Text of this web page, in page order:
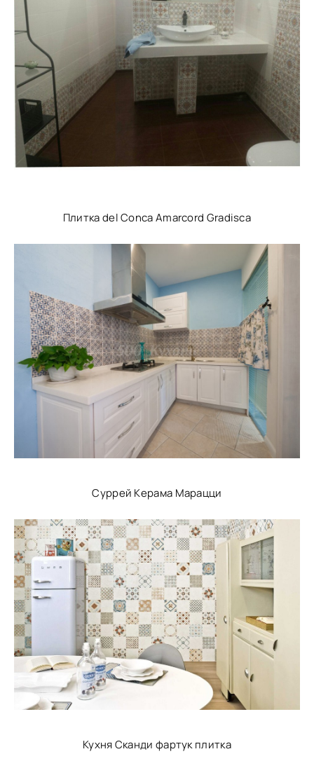
Плитка del Conca Amarcord Gradisca
Суррей Керама Марацци
Кухня Сканди фартук плитка